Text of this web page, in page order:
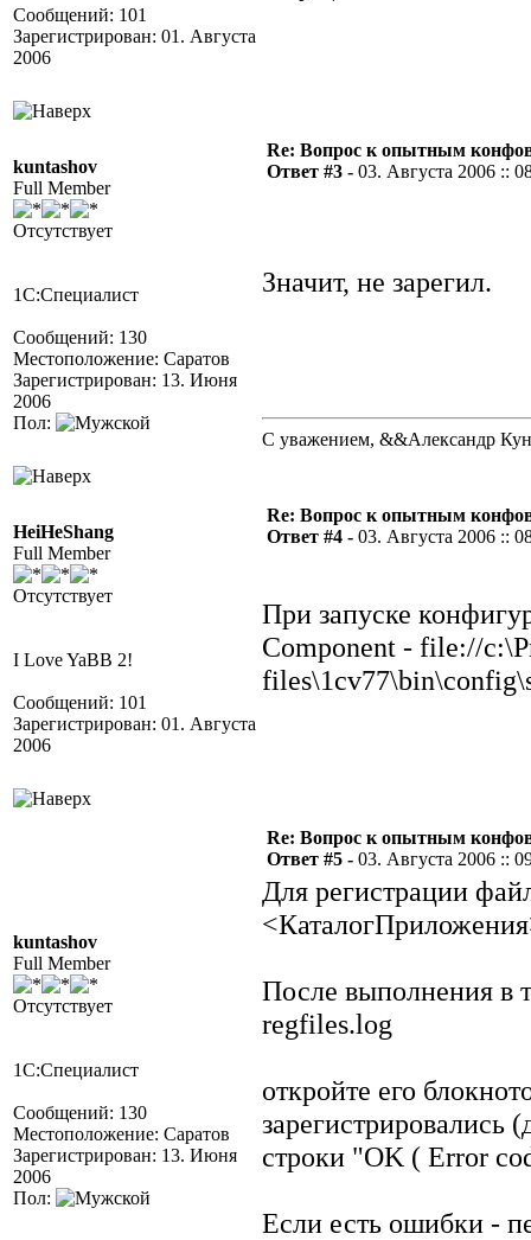
Сообщений: 101
Зарегистрирован: 01. Августа
2006
kuntashov
Full Member
Отсутствует
1С:Специалист
Сообщений: 130
Местоположение: Саратов
Зарегистрирован: 13. Июня
2006
Пол:
Re: Вопрос к опытным
Ответ #3 - 03. Августа 2006 ::
Значит, не зарегил.
С уважением, &&Александр
HeiHeShang
Full Member
Отсутствует
I Love YaBB 2!
Сообщений: 101
Зарегистрирован: 01. Августа
2006
Re: Вопрос к опытным
Ответ #4 - 03. Августа 2006 ::
При запуске
Component - file://
kuntashov
Full Member
Отсутствует
1С:Специалист
Сообщений: 130
Местоположение: Саратов
Зарегистрирован: 13. Июня
2006
Пол:
Re: Вопрос к опытным
Ответ #5 - 03. Августа 2006 ::
Для регистрации
После выполнения в
regfiles.log
откройте его
зарегистрировались
строки "OK ( Error
Если есть ошибки -